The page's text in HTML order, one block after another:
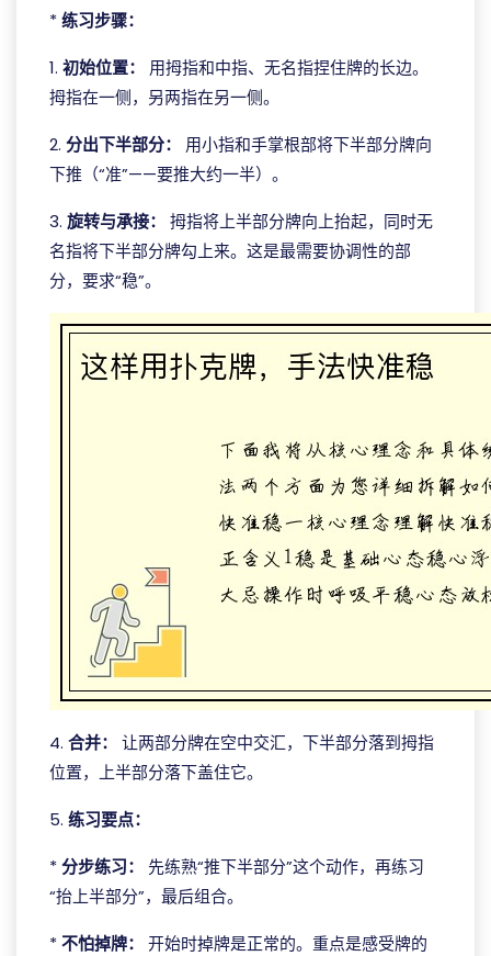
*练习步骤：
1. 初始位置：
用拇指和中指、无名指捏住牌的长边。
拇指在一侧，另两指在另一侧。
2. 分出下半部分：
用小指和手掌根部将下半部分牌向
下推（“准”——要推大约一半）。
3. 旋转与承接：
拇指将上半部分牌向上抬起，同时无
名指将下半部分牌勾上来。这是最需要协调性的部
分，要求“稳”。
4. 合并：
让两部分牌在空中交汇，下半部分落到拇指
位置，上半部分落下盖住它。
5. 练习要点：
*分步练习：
先练熟“推下半部分”这个动作，再练习
“抬上半部分”，最后组合。
*不怕掉牌：
开始时掉牌是正常的。重点是感受牌的